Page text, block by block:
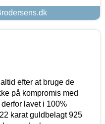
efter at bruge de
på kompromis med
lavet i 100%
karat guldbelagt 925